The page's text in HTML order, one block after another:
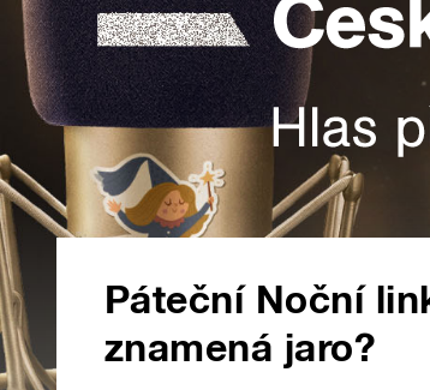
Páteční Noční
znamená jaro?